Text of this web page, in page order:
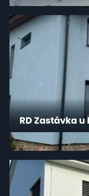
RD Zastávka u